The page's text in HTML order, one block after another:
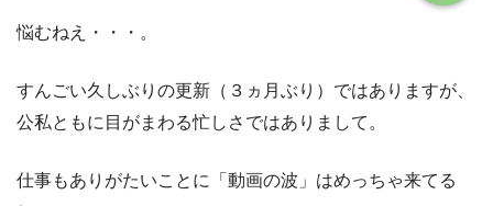
悩むねえ・・・。
すんごい久しぶりの更新（３ヵ月ぶり）ではありますが、
公私ともに目がまわる忙しさではありまして。
仕事もありがたいことに「動画の波」はめっちゃ来てる